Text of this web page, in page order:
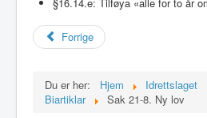
Forrige
Du er her: Hjem Idrettslaget
Biartiklar
Sak 21-8. Ny lov